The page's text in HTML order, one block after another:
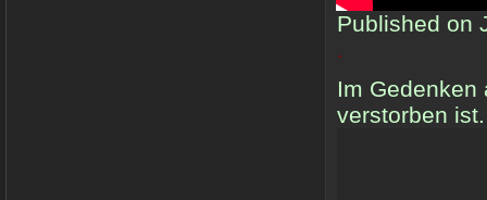
Published on
.
Im Gedenken
verstorben ist.